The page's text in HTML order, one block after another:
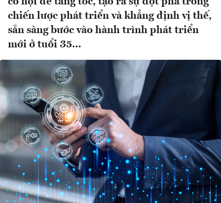
chiến lược phát triển và khẳng định vị thế,
sẵn sàng bước vào hành trình phát triển
mới ở tuổi 35…